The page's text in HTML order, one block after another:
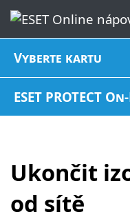
Vyberte kartu
ESET PROTECT
Ukončit
od sítě